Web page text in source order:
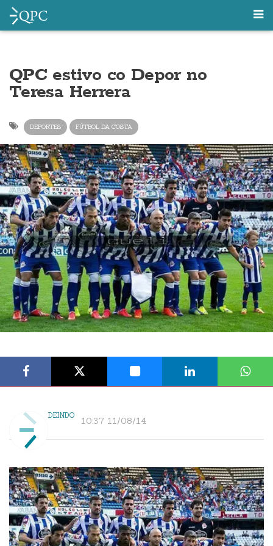
QPC estivo co Depor no
Teresa Herrera
DEPORTES FÚTBOL DA COSTA
DEINDO 10:37 11/08/14